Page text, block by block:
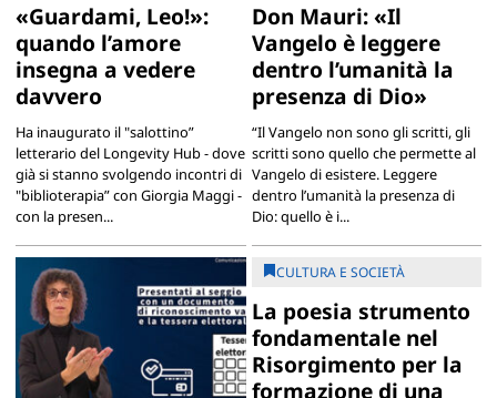
«Guardami, Leo!»:
quando l’amore
insegna a vedere
davvero
Ha inaugurato il "salottino”
letterario del Longevity Hub - dove
già si stanno svolgendo incontri di
"biblioterapia” con Giorgia Maggi -
con la presen...
Don Mauri: «Il
Vangelo è leggere
dentro l’umanità la
presenza di Dio»
“Il Vangelo non sono gli scritti, gli
scritti sono quello che permette al
Vangelo di esistere. Leggere
dentro l’umanità la presenza di
Dio: quello è i...
CULTURA E SOCIETÀ
La poesia strumento
fondamentale nel
Risorgimento per la
formazione di una